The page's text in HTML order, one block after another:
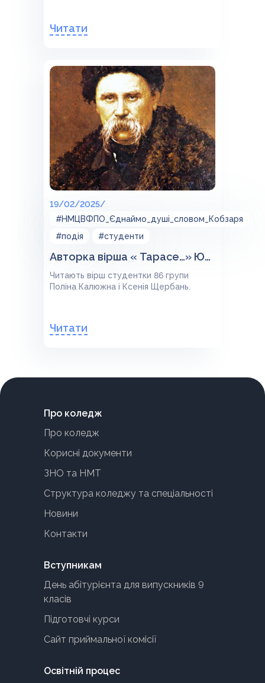
Читати
19/02/2025/
#НМЦВФПО_Єднаймо_душі_словом_Кобзаря
#подія
#студенти
Авторка вірша « Тарасе…» Юлія Хандожинська.
Читають вірш студентки 86 групи
Поліна Калюжна і Ксенія Щербань.
Читати
Про коледж
Про коледж
Корисні документи
ЗНО та НМТ
Структура коледжу та спеціальності
Новини
Контакти
Вступникам
День абітурієнта для випускників 9
класів
Підготовчі курси
Сайт приймальної комісії
Освітній процес